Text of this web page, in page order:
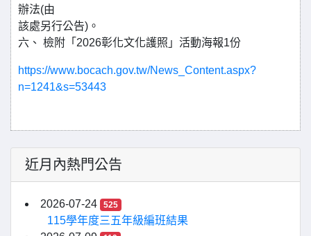
辦法(由
該處另行公告)。
六、 檢附「2026彰化文化護照」活動海報1份
https://www.bocach.gov.tw/News_Content.aspx?
n=1241&s=53443
近月內熱門公告
2026-07-24 525
115學年度三五年級編班結果